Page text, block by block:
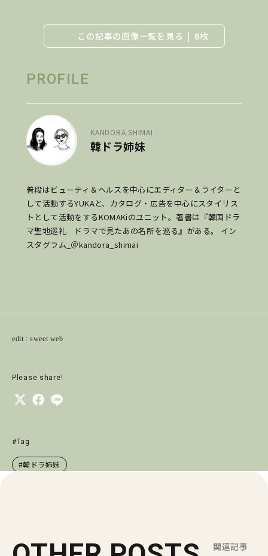
この記事の画像一覧を見る 6枚
PROFILE
KANDORA SHIMAI
韓ドラ姉妹
普段はビューティ＆ヘルスを中心にエディター＆ライターと
して活動するYUKAと、カタログ・広告を中心にスタイリス
トとして活動をするKOMAKiのユニット。著書は『韓国ドラ
マ聖地巡礼 ドラマで見たあの名所を巡る』がある。 イン
スタグラム_＠kandora_shimai
edit : sweet web
Please share!
#Tag
#韓ドラ姉妹
関連記事